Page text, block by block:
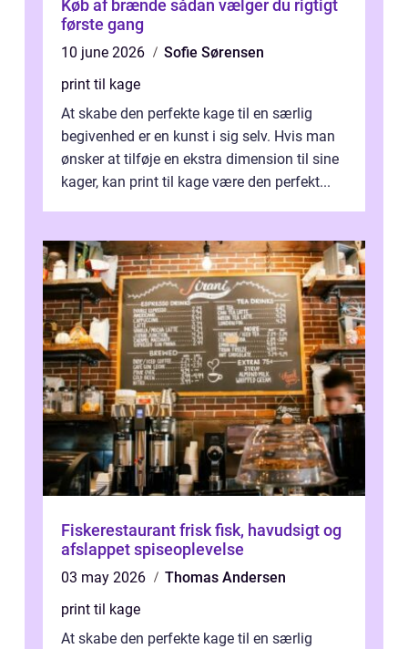
Køb af brænde sådan vælger du rigtigt
første gang
10 june 2026
Sofie Sørensen
print til kage
At skabe den perfekte kage til en særlig
begivenhed er en kunst i sig selv. Hvis man
ønsker at tilføje en ekstra dimension til sine
kager, kan print til kage være den perfekt...
Fiskerestaurant frisk fisk, havudsigt og
afslappet spiseoplevelse
03 may 2026
Thomas Andersen
print til kage
At skabe den perfekte kage til en særlig